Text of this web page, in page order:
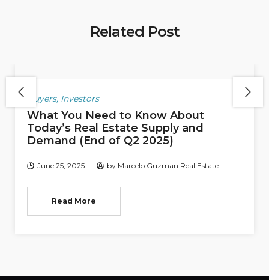
Related Post
Buyers, Investors
What You Need to Know About
Today’s Real Estate Supply and
Demand (End of Q2 2025)
June 25, 2025 by Marcelo Guzman Real Estate
Read More